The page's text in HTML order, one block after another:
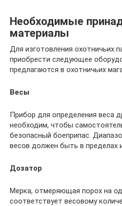
Необходимые
материалы
Для изготовления охотничьих
приобрести следующее
предлагаются в охотничьих
Весы
Прибор для определения веса
необходим, чтобы
безопасный боеприпас.
весов должен быть в пределах
Дозатор
Мерка, отмеряющая порох на
соответствует весовому